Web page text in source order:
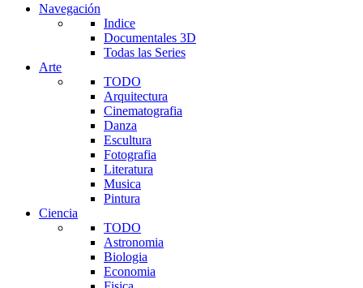
Navegación
Indice
Documentales 3D
Todas las Series
Arte
TODO
Arquitectura
Cinematografia
Danza
Escultura
Fotografia
Literatura
Musica
Pintura
Ciencia
TODO
Astronomia
Biologia
Economia